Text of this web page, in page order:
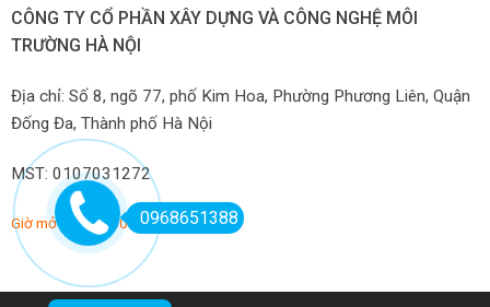
CÔNG TY CỔ PHẦN XÂY DỰNG VÀ CÔNG NGHỆ MÔI
TRƯỜNG HÀ NỘI
Địa chỉ: Số 8, ngõ 77, phố Kim Hoa, Phường Phương Liên, Quận
Đống Đa, Thành phố Hà Nội
MST: 0107031272
Giờ mở hàng: 7:00-22:00 hàng ngày
0968651388